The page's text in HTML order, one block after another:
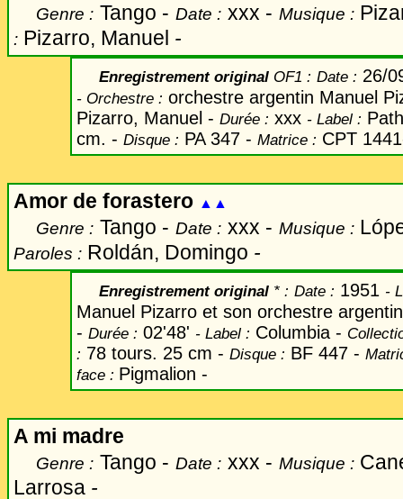
Genre : Tango - Date : xxx - Musique :
: Pizarro, Manuel -
Enregistrement original OF1 : Date : 26/
- Orchestre : orchestre argentin Manuel
Pizarro, Manuel - Durée : xxx - Label :
cm. - Disque : PA 347 - Matrice : CPT
Amor de forastero ▲▲
Genre : Tango - Date : xxx - Musique :
Paroles : Roldán, Domingo -
Enregistrement original * : Date : 1951 -
Manuel Pizarro et son orchestre
- Durée : 02'48' - Label : Columbia -
: 78 tours. 25 cm - Disque : BF 447 -
face : Pigmalion -
A mi madre
Genre : Tango - Date : xxx - Musique :
Larrosa -